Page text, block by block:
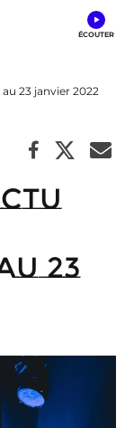
23 janvier 2022
23